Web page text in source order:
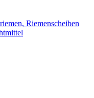
Riemenscheiben